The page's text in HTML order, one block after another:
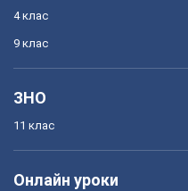
4 клас
9 клас
ЗНО
11 клас
Онлайн уроки